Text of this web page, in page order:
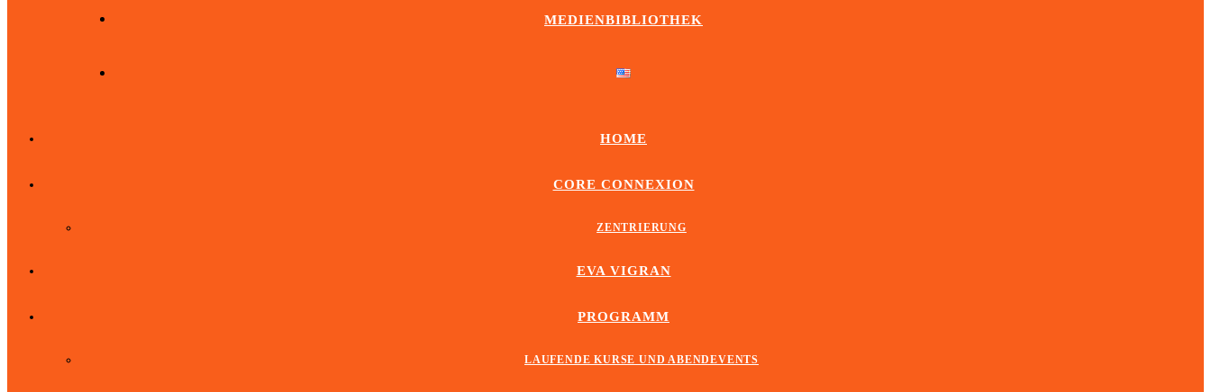
MEDIENBIBLIOTHEK
HOME
CORE CONNEXION
ZENTRIERUNG
EVA VIGRAN
PROGRAMM
LAUFENDE KURSE UND ABENDEVENTS